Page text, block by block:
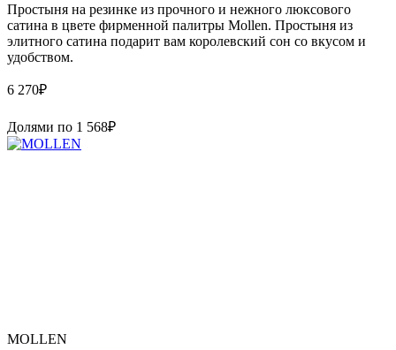
Простыня на резинке из прочного и нежного люксового
сатина в цвете фирменной палитры Mollen. Простыня из
элитного сатина подарит вам королевский сон со вкусом и
удобством.
6 270₽
Долями по 1 568₽
MOLLEN